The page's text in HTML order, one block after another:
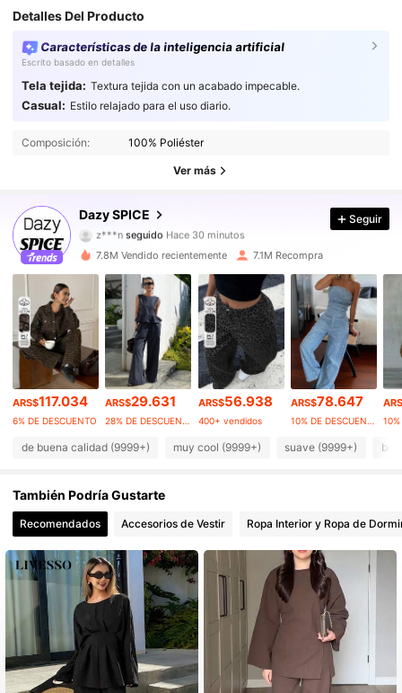
Detalles Del Producto
Características de la inteligencia artificial
Escrito basado en detalles
Tela tejida: Textura tejida con un acabado impecable.
Casual: Estilo relajado para el uso diario.
Composición: 100% Poliéster
Ver más
Dazy SPICE
4,91 2M Seguidores
z***n
4,91
2M Seguidores
4,91 2M Seguidores
4,91 2M Seguidores
4,91 2M Seguidores
4,91 2M Seguidores
4,91 2M Seguidores
4,91 2M Seguidores
4,91 2M Seguidores
Seguir
7.8M Vendido recientemente 7.1M Recompra
ARS$117.034
6% DE DESCUENTO
ARS$29.631
28% DE DESCUENTO
ARS$56.938
400+ vendidos
ARS$78.647
10% DE DESCUENTO
de buena calidad (9999+) muy cool (9999+) suave (9999+)
También Podría Gustarte
Recomendados Accesorios de Vestir Ropa Interior y Ropa de